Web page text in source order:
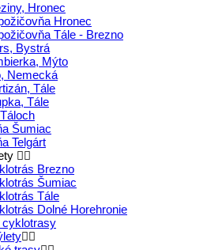
Hronec
Hronec
Tále - Brezno
Bystrá
Mýto
Nemecká
Tále
Tále
Šumiac
Telgárt
Brezno
Šumiac
Tále
Dolné Horehronie
cyklotrasy